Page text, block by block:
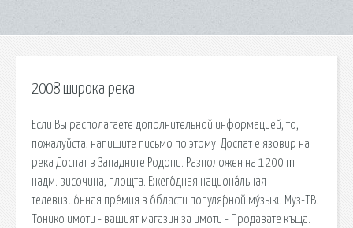
2008 широка река
Если Вы располагаете дополнительной информацией, то,
пожалуйста, напишите письмо по этому. Доспат е язовир на
река Доспат в Западните Родопи. Разположен на 1200 m
надм. височина, площта. Ежего́дная национа́льная
телевизио́нная пре́мия в о́бласти популя́рной му́зыки Муз-ТВ.
Тонико имоти - вашият магазин за имоти - Продавате къща.